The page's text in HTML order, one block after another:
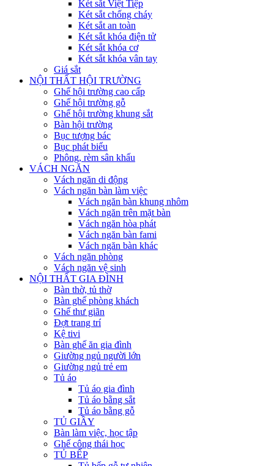
Két sắt Việt Tiệp
Két sắt chống cháy
Két sắt an toàn
Két sắt khóa điện tử
Két sắt khóa cơ
Két sắt khóa vân tay
Giá sắt
NỘI THẤT HỘI TRƯỜNG
Ghế hội trường cao cấp
Ghế hội trường gỗ
Ghế hội trường khung sắt
Bàn hội trường
Bục tượng bác
Bục phát biểu
Phông, rèm sân khấu
VÁCH NGĂN
Vách ngăn di động
Vách ngăn bàn làm việc
Vách ngăn bàn khung nhôm
Vách ngăn trên mặt bàn
Vách ngăn hòa phát
Vách ngăn bàn fami
Vách ngăn bàn khác
Vách ngăn phòng
Vách ngăn vệ sinh
NỘI THẤT GIA ĐÌNH
Bàn thờ, tủ thờ
Bàn ghế phòng khách
Ghế thư giãn
Đợt trang trí
Kệ tivi
Bàn ghế ăn gia đình
Giường ngủ người lớn
Giường ngủ trẻ em
Tủ áo
Tủ áo gia đình
Tủ áo bằng sắt
Tủ áo bằng gỗ
TỦ GIẦY
Bàn làm việc, học tập
Ghế công thái học
TỦ BẾP